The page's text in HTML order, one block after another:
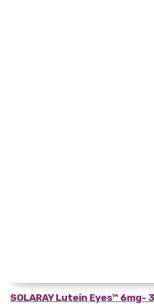
SOLARAYLutein Eyes™ 6mg-